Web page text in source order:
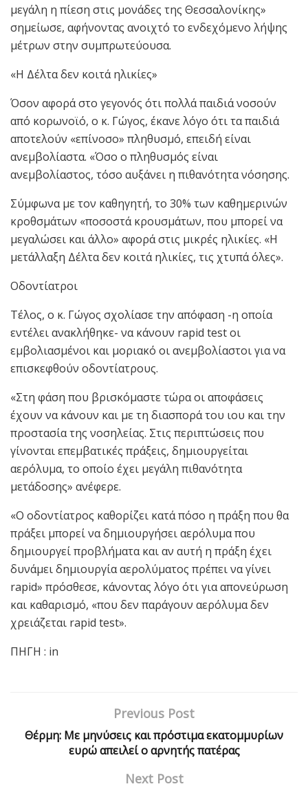
μεγάλη η πίεση στις μονάδες της Θεσσαλονίκης»
σημείωσε, αφήνοντας ανοιχτό το ενδεχόμενο λήψης
μέτρων στην συμπρωτεύουσα.
«Η Δέλτα δεν κοιτά ηλικίες»
Όσον αφορά στο γεγονός ότι πολλά παιδιά νοσούν
από κορωνοϊό, ο κ. Γώγος, έκανε λόγο ότι τα παιδιά
αποτελούν «επίνοσο» πληθυσμό, επειδή είναι
ανεμβολίαστα. «Όσο ο πληθυσμός είναι
ανεμβολίαστος, τόσο αυξάνει η πιθανότητα νόσησης.
Σύμφωνα με τον καθηγητή, το 30% των καθημερινών
κροθσμάτων «ποσοστά κρουσμάτων, που μπορεί να
μεγαλώσει και άλλο» αφορά στις μικρές ηλικίες. «Η
μετάλλαξη Δέλτα δεν κοιτά ηλικίες, τις χτυπά όλες».
Οδοντίατροι
Τέλος, ο κ. Γώγος σχολίασε την απόφαση -η οποία
εντέλει ανακλήθηκε- να κάνουν rapid test οι
εμβολιασμένοι και μοριακό οι ανεμβολίαστοι για να
επισκεφθούν οδοντίατρους.
«Στη φάση που βρισκόμαστε τώρα οι αποφάσεις
έχουν να κάνουν και με τη διασπορά του ιου και την
προστασία της νοσηλείας. Στις περιπτώσεις που
γίνονται επεμβατικές πράξεις, δημιουργείται
αερόλυμα, το οποίο έχει μεγάλη πιθανότητα
μετάδοσης» ανέφερε.
«Ο οδοντίατρος καθορίζει κατά πόσο η πράξη που θα
πράξει μπορεί να δημιουργήσει αερόλυμα που
δημιουργεί προβλήματα και αν αυτή η πράξη έχει
δυνάμει δημιουργία αερολύματος πρέπει να γίνει
rapid» πρόσθεσε, κάνοντας λόγο ότι για απονεύρωση
και καθαρισμό, «που δεν παράγουν αερόλυμα δεν
χρειάζεται rapid test».
ΠΗΓΗ : in
Previous Post
Θέρμη: Με μηνύσεις και πρόστιμα εκατομμυρίων
ευρώ απειλεί ο αρνητής πατέρας
Next Post